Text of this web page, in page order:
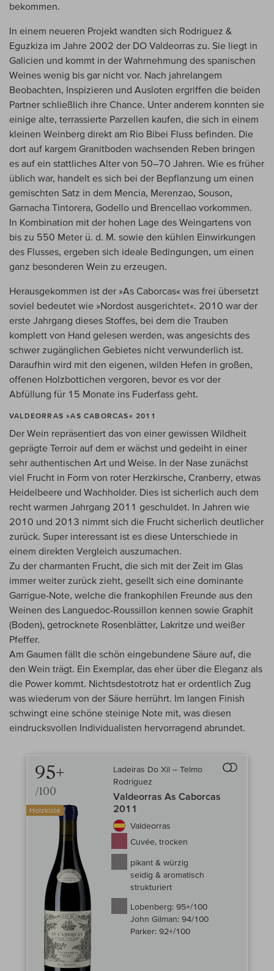
bekommen.
In einem neueren Projekt wandten sich Rodriguez &
Eguzkiza im Jahre 2002 der DO Valdeorras zu. Sie liegt in
Galicien und kommt in der Wahrnehmung des spanischen
Weines wenig bis gar nicht vor. Nach jahrelangem
Beobachten, Inspizieren und Ausloten ergriffen die beiden
Partner schließlich ihre Chance. Unter anderem konnten sie
einige alte, terrassierte Parzellen kaufen, die sich in einem
kleinen Weinberg direkt am Rio Bibei Fluss befinden. Die
dort auf kargem Granitboden wachsenden Reben bringen
es auf ein stattliches Alter von 50–70 Jahren. Wie es früher
üblich war, handelt es sich bei der Bepflanzung um einen
gemischten Satz in dem Mencia, Merenzao, Souson,
Garnacha Tintorera, Godello und Brencellao vorkommen.
In Kombination mit der hohen Lage des Weingartens von
bis zu 550 Meter ü. d. M. sowie den kühlen Einwirkungen
des Flusses, ergeben sich ideale Bedingungen, um einen
ganz besonderen Wein zu erzeugen.
Herausgekommen ist der »As Caborcas« was frei übersetzt
soviel bedeutet wie »Nordost ausgerichtet«. 2010 war der
erste Jahrgang dieses Stoffes, bei dem die Trauben
komplett von Hand gelesen werden, was angesichts des
schwer zugänglichen Gebietes nicht verwunderlich ist.
Daraufhin wird mit den eigenen, wilden Hefen in großen,
offenen Holzbottichen vergoren, bevor es vor der
Abfüllung für 15 Monate ins Fuderfass geht.
VALDEORRAS »AS CABORCAS« 2011
Der Wein repräsentiert das von einer gewissen Wildheit
geprägte Terroir auf dem er wächst und gedeiht in einer
sehr authentischen Art und Weise. In der Nase zunächst
viel Frucht in Form von roter Herzkirsche, Cranberry, etwas
Heidelbeere und Wachholder. Dies ist sicherlich auch dem
recht warmen Jahrgang 2011 geschuldet. In Jahren wie
2010 und 2013 nimmt sich die Frucht sicherlich deutlicher
zurück. Super interessant ist es diese Unterschiede in
einem direkten Vergleich auszumachen.
Zu der charmanten Frucht, die sich mit der Zeit im Glas
immer weiter zurück zieht, gesellt sich eine dominante
Garrigue-Note, welche die frankophilen Freunde aus den
Weinen des Languedoc-Roussillon kennen sowie Graphit
(Boden), getrocknete Rosenblätter, Lakritze und weißer
Pfeffer.
Am Gaumen fällt die schön eingebundene Säure auf, die
den Wein trägt. Ein Exemplar, das eher über die Eleganz als
die Power kommt. Nichtsdestotrotz hat er ordentlich Zug
was wiederum von der Säure herrührt. Im langen Finish
schwingt eine schöne steinige Note mit, was diesen
eindrucksvollen Individualisten hervorragend abrundet.
95+
/100
Holzkiste
Ladeiras Do Xil – Telmo
Rodriguez
Valdeorras As Caborcas
2011
Valdeorras
Cuvée, trocken
pikant & würzig
seidig & aromatisch
strukturiert
Lobenberg: 95+/100
John Gilman: 94/100
Parker: 92+/100